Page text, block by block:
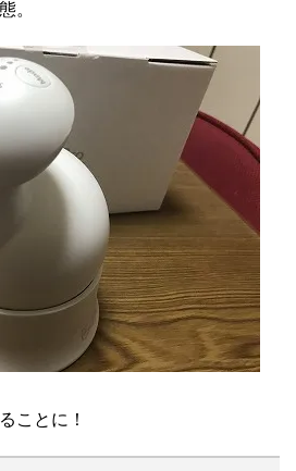
。
ことに！